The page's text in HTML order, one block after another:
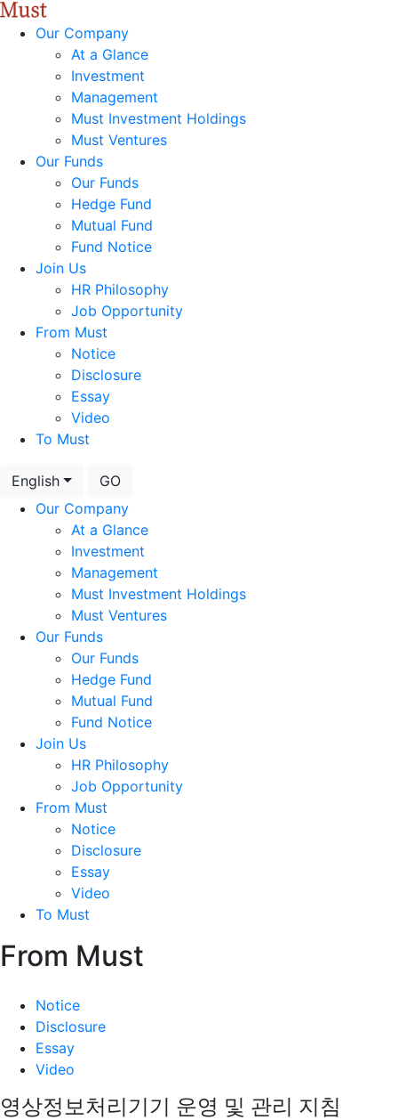
Our Company
At a Glance
Investment
Management
Must Investment Holdings
Must Ventures
Our Funds
Our Funds
Hedge Fund
Mutual Fund
Fund Notice
Join Us
HR Philosophy
Job Opportunity
From Must
Notice
Disclosure
Essay
Video
To Must
English
GO
Our Company
At a Glance
Investment
Management
Must Investment Holdings
Must Ventures
Our Funds
Our Funds
Hedge Fund
Mutual Fund
Fund Notice
Join Us
HR Philosophy
Job Opportunity
From Must
Notice
Disclosure
Essay
Video
To Must
From Must
Notice
Disclosure
Essay
Video
영상정보처리기기 운영 및 관리 지침